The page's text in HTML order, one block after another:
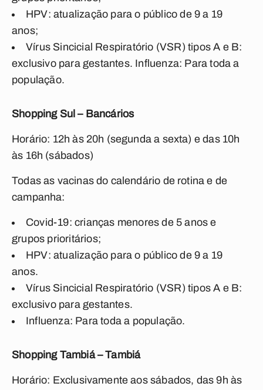
HPV: atualização para o público de 9 a 19
anos;
Vírus Sincicial Respiratório (VSR) tipos A e B:
exclusivo para gestantes. Influenza: Para toda a
população.
Shopping Sul – Bancários
Horário: 12h às 20h (segunda a sexta) e das 10h
às 16h (sábados)
Todas as vacinas do calendário de rotina e de
campanha:
Covid-19: crianças menores de 5 anos e
grupos prioritários;
HPV: atualização para o público de 9 a 19
anos.
Vírus Sincicial Respiratório (VSR) tipos A e B:
exclusivo para gestantes.
Influenza: Para toda a população.
Shopping Tambiá – Tambiá
Horário: Exclusivamente aos sábados, das 9h às